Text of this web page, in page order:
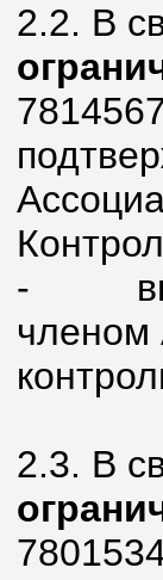
2.2. В
-
членом
2.3. В